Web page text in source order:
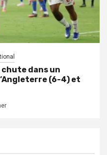
chute dans un
(6-4) et